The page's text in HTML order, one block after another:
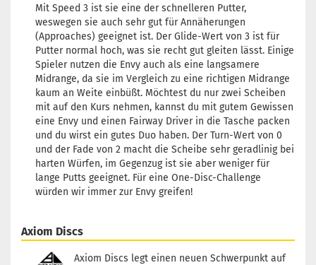
Mit Speed 3 ist sie eine der schnelleren Putter,
weswegen sie auch sehr gut für Annäherungen
(Approaches) geeignet ist. Der Glide-Wert von 3 ist für
Putter normal hoch, was sie recht gut gleiten lässt. Einige
Spieler nutzen die Envy auch als eine langsamere
Midrange, da sie im Vergleich zu eine richtigen Midrange
kaum an Weite einbüßt. Möchtest du nur zwei Scheiben
mit auf den Kurs nehmen, kannst du mit gutem Gewissen
eine Envy und einen Fairway Driver in die Tasche packen
und du wirst ein gutes Duo haben. Der Turn-Wert von 0
und der Fade von 2 macht die Scheibe sehr geradlinig bei
harten Würfen, im Gegenzug ist sie aber weniger für
lange Putts geeignet. Für eine One-Disc-Challenge
würden wir immer zur Envy greifen!
Axiom Discs
Axiom Discs legt einen neuen Schwerpunkt auf